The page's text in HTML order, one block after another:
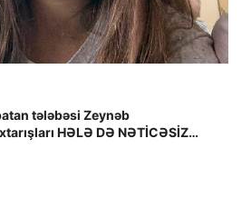
tələbəsi Zeynəb
HƏLƏ DƏ NƏTİCƏSİZ